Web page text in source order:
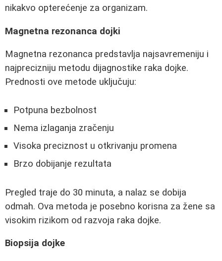
nikakvo opterećenje za organizam.
Magnetna rezonanca dojki
Magnetna rezonanca predstavlja najsavremeniju i
najprecizniju metodu dijagnostike raka dojke.
Prednosti ove metode uključuju:
Potpuna bezbolnost
Nema izlaganja zračenju
Visoka preciznost u otkrivanju promena
Brzo dobijanje rezultata
Pregled traje do 30 minuta, a nalaz se dobija
odmah. Ova metoda je posebno korisna za žene sa
visokim rizikom od razvoja raka dojke.
Biopsija dojke